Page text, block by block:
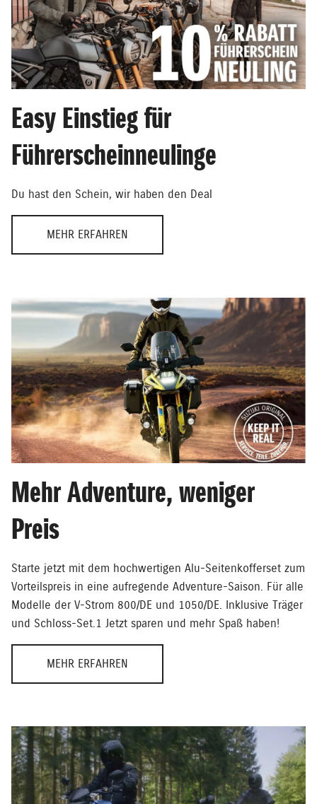
Easy Einstieg für
Führerscheinneulinge
Du hast den Schein, wir haben den Deal
MEHR ERFAHREN
Mehr Adventure, weniger
Preis
Starte jetzt mit dem hochwertigen Alu-Seitenkofferset zum
Vorteilspreis in eine aufregende Adventure-Saison. Für alle
Modelle der V-Strom 800/DE und 1050/DE. Inklusive Träger
und Schloss-Set.1 Jetzt sparen und mehr Spaß haben!
MEHR ERFAHREN